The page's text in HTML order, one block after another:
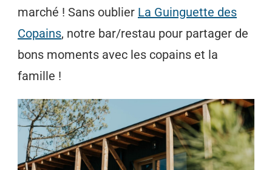
marché ! Sans oublier La Guinguette des
Copains, notre bar/restau pour partager de
bons moments avec les copains et la
famille !